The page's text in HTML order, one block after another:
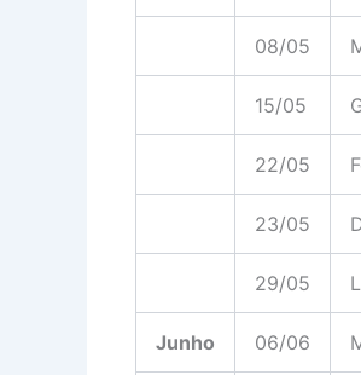
08/05
15/05
22/05
23/05
29/05
Junho 06/06